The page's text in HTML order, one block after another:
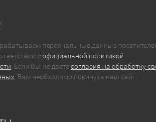
персональные данные
софициальной политикой
. Если Вы не даетесогласия на обработку
, Вам необходимо покинуть наш сайт.